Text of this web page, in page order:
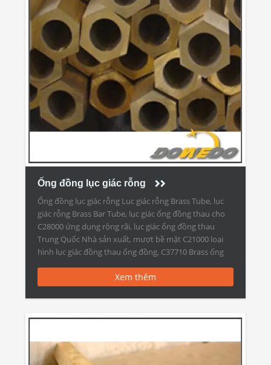
Ống đồng lục giác rỗng
Ống đồng lục giác rỗng Lục giác rỗng Brass Tube, lục
giác rỗng Brass Bar Tube, lục giác ống đồng thau cho
C28000 ứng dụng rộng rãi, lục giác ống đồng thau
Trung Quốc Nhà sản xuất, mượt bề mặt C21000 loại
hình lục giác đồng thau ống đồng, C37710 Brass ống
Xem thêm